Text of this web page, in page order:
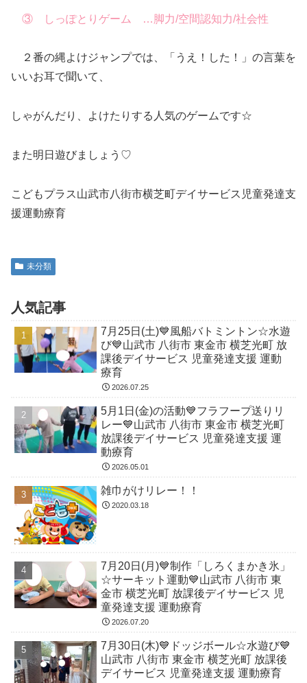
③ しっぽとりゲーム …脚力/空間認知力/社会性
２番の縄よけジャンプでは、「うえ！した！」の言葉を
いいお耳で聞いて、
しゃがんだり、よけたりする人気のゲームです☆
また明日遊びましょう♡
こどもプラス山武市八街市横芝町デイサービス児童発達支
援運動療育
未分類
人気記事
7月25日(土)💙風船バトミントン☆水遊
び💙山武市 八街市 東金市 横芝光町 放
課後デイサービス 児童発達支援 運動
療育
2026.07.25
5月1日(金)の活動💙フラフープ送りリ
レー💙山武市 八街市 東金市 横芝光町
放課後デイサービス 児童発達支援 運
動療育
2026.05.01
雑巾がけリレー！！
2020.03.18
7月20日(月)💙制作「しろくまかき氷」
☆サーキット運動💙山武市 八街市 東
金市 横芝光町 放課後デイサービス 児
童発達支援 運動療育
2026.07.20
7月30日(木)💙ドッジボール☆水遊び💙
山武市 八街市 東金市 横芝光町 放課後
デイサービス 児童発達支援 運動療育